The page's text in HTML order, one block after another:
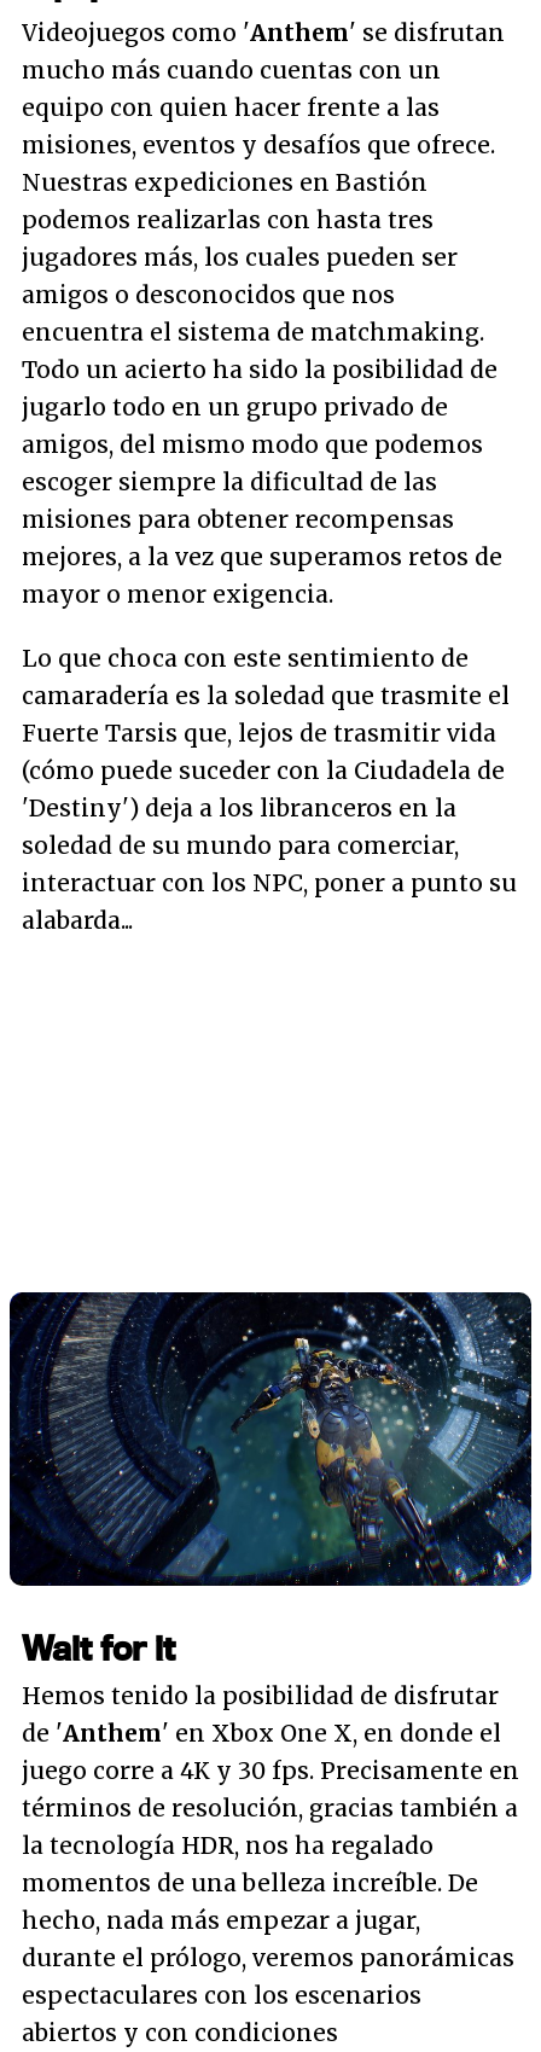
Videojuegos como 'Anthem' se disfrutan
mucho más cuando cuentas con un
equipo con quien hacer frente a las
misiones, eventos y desafíos que ofrece.
Nuestras expediciones en Bastión
podemos realizarlas con hasta tres
jugadores más, los cuales pueden ser
amigos o desconocidos que nos
encuentra el sistema de matchmaking.
Todo un acierto ha sido la posibilidad de
jugarlo todo en un grupo privado de
amigos, del mismo modo que podemos
escoger siempre la dificultad de las
misiones para obtener recompensas
mejores, a la vez que superamos retos de
mayor o menor exigencia.
Lo que choca con este sentimiento de
camaradería es la soledad que trasmite el
Fuerte Tarsis que, lejos de trasmitir vida
(cómo puede suceder con la Ciudadela de
'Destiny') deja a los libranceros en la
soledad de su mundo para comerciar,
interactuar con los NPC, poner a punto su
alabarda...
Wait for it
Hemos tenido la posibilidad de disfrutar
de 'Anthem' en Xbox One X, en donde el
juego corre a 4K y 30 fps. Precisamente en
términos de resolución, gracias también a
la tecnología HDR, nos ha regalado
momentos de una belleza increíble. De
hecho, nada más empezar a jugar,
durante el prólogo, veremos panorámicas
espectaculares con los escenarios
abiertos y con condiciones